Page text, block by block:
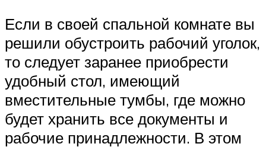
Если в своей спальной комнате вы
решили обустроить рабочий уголок,
то следует заранее приобрести
удобный стол, имеющий
вместительные тумбы, где можно
будет хранить все документы и
рабочие принадлежности. В этом